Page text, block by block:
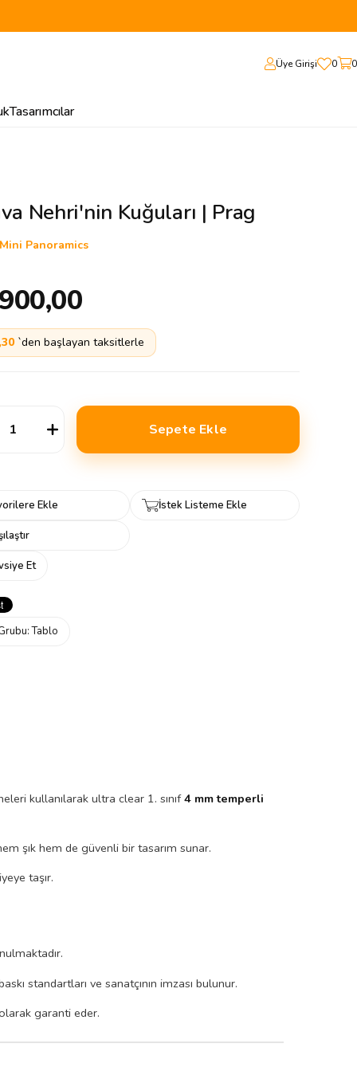
Üye Girişi 0 0
Tasarımcılar
Nehri'nin Kuğuları | Prag
Mini Panoramics
`den başlayan taksitlerle
Ekle İstek Listeme Ekle
Et
Tablo
kullanılarak ultra clear 1. sınıf4 mm temperli
şık hem de güvenli bir tasarım sunar.
taşır.
standartları ve sanatçının imzası bulunur.
garanti eder.